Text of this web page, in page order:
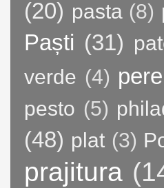
(20) pasta (8)
Paști (31)
verde (4) pere
pesto (5)
(48) plat (3)
prajitura